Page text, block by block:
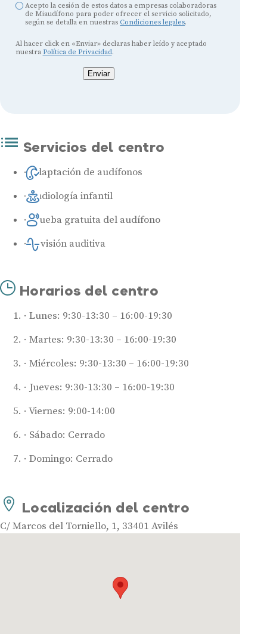
Acepto la cesión de estos datos a empresas colaboradoras
de Miaudífono para poder ofrecer el servicio solicitado,
según se detalla en nuestras Condiciones legales.
Al hacer click en «Enviar» declaras haber leído y aceptado
nuestra Política de Privacidad.
Enviar
Servicios del centro
Adaptación de audífonos
Audiología infantil
Prueba gratuita del audífono
Revisión auditiva
Horarios del centro
Lunes: 9:30-13:30 – 16:00-19:30
Martes: 9:30-13:30 – 16:00-19:30
Miércoles: 9:30-13:30 – 16:00-19:30
Jueves: 9:30-13:30 – 16:00-19:30
Viernes: 9:00-14:00
Sábado: Cerrado
Domingo: Cerrado
Localización del centro
C/ Marcos del Torniello, 1, 33401 Avilés
Audífonos
Audífonos baratos
Audífonos invisibles
Audífonos potentes
Audífonos recargables